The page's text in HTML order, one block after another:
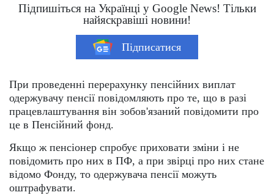
Підпишіться на Українці у Google News! Тільки
найяскравіші новини!
Підписатися
При проведенні перерахунку пенсійних виплат
одержувачу пенсії повідомляють про те, що в разі
працевлаштування він зобов'язаний повідомити про
це в Пенсійний фонд.
Якщо ж пенсіонер спробує приховати зміни і не
повідомить про них в ПФ, а при звірці про них стане
відомо Фонду, то одержувача пенсії можуть
оштрафувати.